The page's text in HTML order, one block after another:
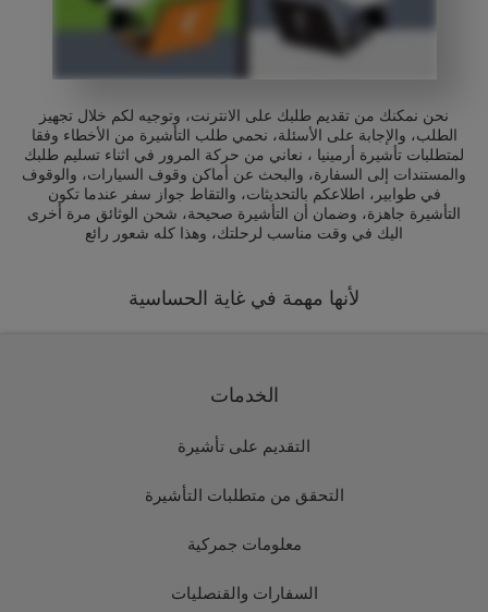
نحن نمكنك من تقديم طلبك على الانترنت، وتوجيه لكم خلال تجهيز
الطلب، والإجابة على الأسئلة، نحمي طلب التأشيرة من الأخطاء وفقا
لمتطلبات تأشيرة أرمينيا ، نعاني من حركة المرور في اثناء تسليم طلبك
والمستندات إلى السفارة، والبحث عن أماكن وقوف السيارات، والوقوف
في طوابير، اطلاعكم بالتحديثات، والتقاط جواز سفر عندما تكون
التأشيرة جاهزة، وضمان أن التأشيرة صحيحة، شحن الوثائق مرة أخرى
اليك في وقت مناسب لرحلتك، وهذا كله شعور رائع
لأنها مهمة في غاية الحساسية
الخدمات
التقديم على تأشيرة
التحقق من متطلبات التأشيرة
معلومات جمركية
السفارات والقنصليات